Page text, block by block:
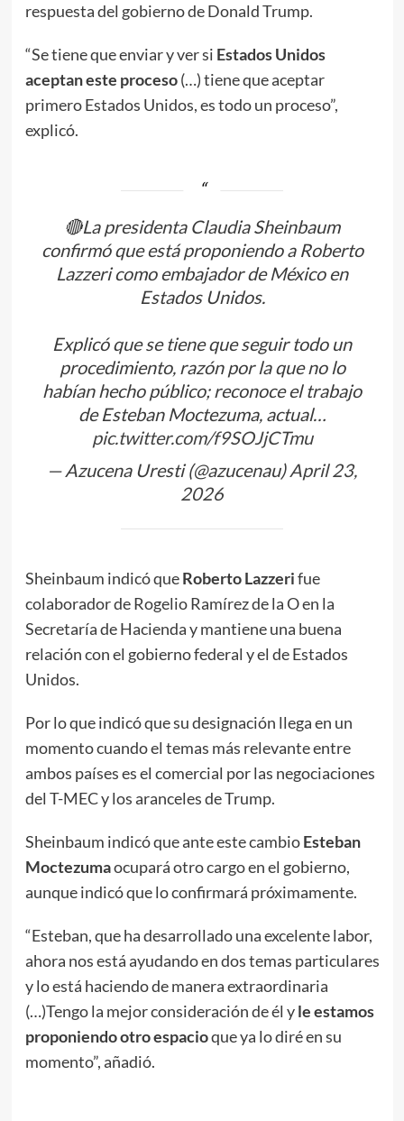
respuesta del gobierno de Donald Trump.
“Se tiene que enviar y ver si Estados Unidos
aceptan este proceso(…) tiene que aceptar
primero Estados Unidos, es todo un proceso”,
explicó.
🔴La presidenta Claudia Sheinbaum
confirmó que está proponiendo a Roberto
Lazzeri como embajador de México en
Estados Unidos.
Explicó que se tiene que seguir todo un
procedimiento, razón por la que no lo
habían hecho público; reconoce el trabajo
de Esteban Moctezuma, actual…
pic.twitter.com/f9SOJjCTmu
— Azucena Uresti (@azucenau)April 23,
2026
Sheinbaum indicó queRoberto Lazzerifue
colaborador de Rogelio Ramírez de la O en la
Secretaría de Hacienda y mantiene una buena
relación con el gobierno federal y el de Estados
Unidos.
Por lo que indicó que su designación llega en un
momento cuando el temas más relevante entre
ambos países es el comercial por las negociaciones
del T-MEC y los aranceles de Trump.
Sheinbaum indicó que ante este cambioEsteban
Moctezumaocupará otro cargo en el gobierno,
aunque indicó que lo confirmará próximamente.
“Esteban, que ha desarrollado una excelente labor,
ahora nos está ayudando en dos temas particulares
y lo está haciendo de manera extraordinaria
(…)Tengo la mejor consideración de él yle estamos
proponiendo otro espacioque ya lo diré en su
momento”, añadió.